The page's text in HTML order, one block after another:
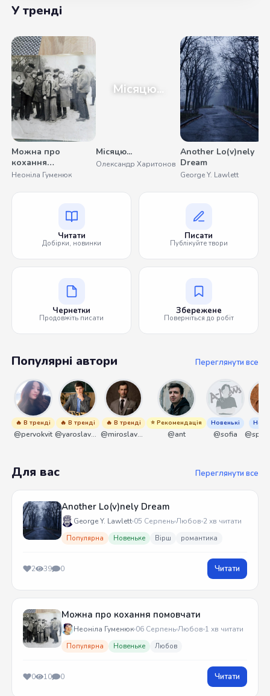
У тренді
Можна про
кохання
помовчати
Неоніла Гуменюк
Місяцю...
Місяцю...
Олександр Харитонов
Another Lo(v)nely
Dream
George Y. Lawlett
Читати
Добірки, новинки
Писати
Публікуйте твори
Чернетки
Продовжіть писати
Збережене
Поверніться до робіт
Популярні автори Переглянути все
🔥 В тренді
@pervokvit
🔥 В тренді
@yaroslavbrunko
🔥 В тренді
@miroslavmaniyk
⭐ Рекомендація
@ant
Новенькі
@sofia
Для вас Переглянути все
Another Lo(v)nely Dream
George Y. Lawlett 05 СерпеньЛюбов 2 хв читати
Популярна Новеньке Вірш романтика
2 39 0 Читати
Можна про кохання помовчати
Неоніла Гуменюк 06 СерпеньЛюбов 1 хв читати
Популярна Новеньке Любов
0 10 0 Читати